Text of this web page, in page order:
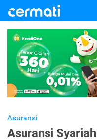
Asuransi
Asuransi